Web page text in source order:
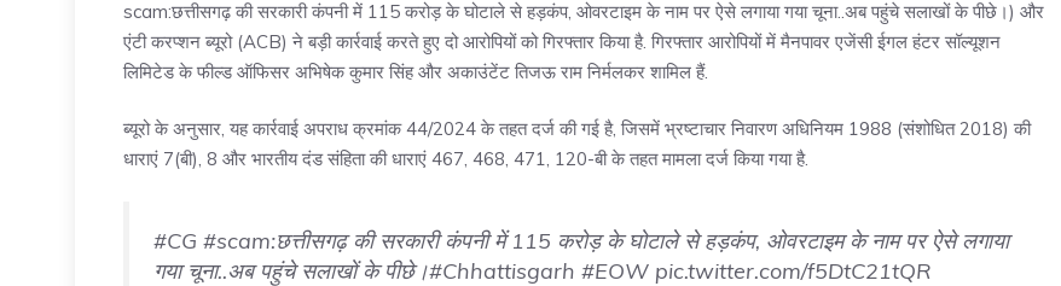
scam:छत्तीसगढ़ की सरकारी कंपनी में 115 करोड़ के घोटाले से हड़कंप, ओवरटाइम के नाम पर ऐसे लगाया गया चूना..अब पहुंचे सलाखों के पीछे।) और
एंटी करप्शन ब्यूरो (ACB) ने बड़ी कार्रवाई करते हुए दो आरोपियों को गिरफ्तार किया है. गिरफ्तार आरोपियों में मैनपावर एजेंसी ईगल हंटर सॉल्यूशन
लिमिटेड के फील्ड ऑफिसर अभिषेक कुमार सिंह और अकाउंटेंट तिजऊ राम निर्मलकर शामिल हैं.
ब्यूरो के अनुसार, यह कार्रवाई अपराध क्रमांक 44/2024 के तहत दर्ज की गई है, जिसमें भ्रष्टाचार निवारण अधिनियम 1988 (संशोधित 2018) की
धाराएं 7(बी), 8 और भारतीय दंड संहिता की धाराएं 467, 468, 471, 120-बी के तहत मामला दर्ज किया गया है.
#CG #scam:छत्तीसगढ़ की सरकारी कंपनी में 115 करोड़ के घोटाले से हड़कंप, ओवरटाइम के नाम पर ऐसे लगाया
गया चूना..अब पहुंचे सलाखों के पीछे।#Chhattisgarh #EOW pic.twitter.com/f5DtC21tQR